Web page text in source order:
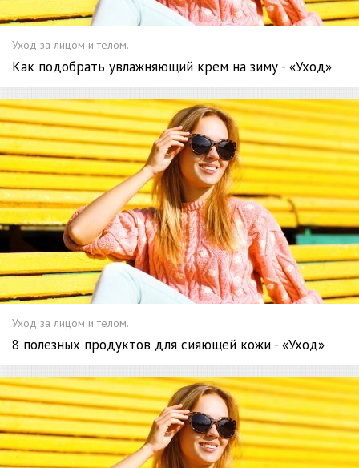
Уход за лицом и телом.
Как подобрать увлажняющий крем на зиму - «Уход»
Уход за лицом и телом.
8 полезных продуктов для сияющей кожи - «Уход»